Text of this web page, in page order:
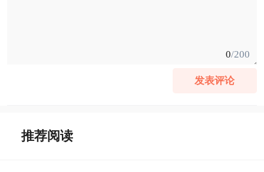
0/200
发表评论
推荐阅读